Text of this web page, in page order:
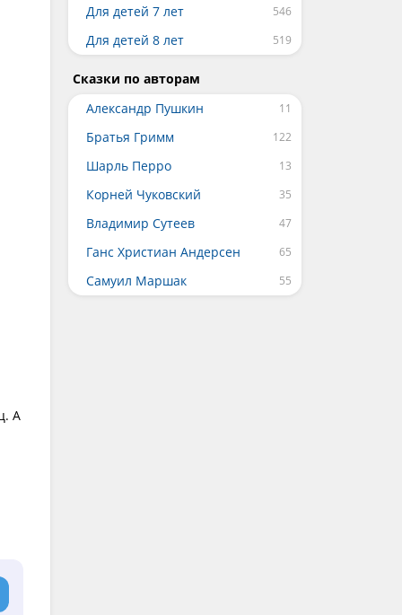
А
Для детей 7 лет
Для детей 8 лет
Сказки по авторам
Александр Пушкин
Братья Гримм
Шарль Перро
Корней Чуковский
Владимир Сутеев
Ганс Христиан Андерсен
Самуил Маршак